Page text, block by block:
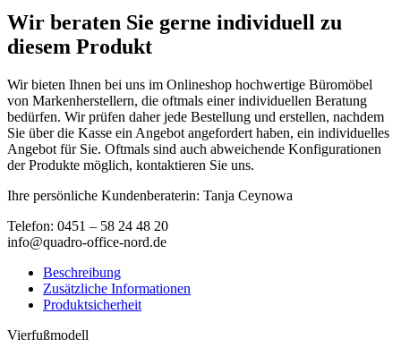
Wir beraten Sie gerne individuell zu
diesem Produkt
Wir bieten Ihnen bei uns im Onlineshop hochwertige Büromöbel
von Markenherstellern, die oftmals einer individuellen Beratung
bedürfen. Wir prüfen daher jede Bestellung und erstellen, nachdem
Sie über die Kasse ein Angebot angefordert haben, ein individuelles
Angebot für Sie. Oftmals sind auch abweichende Konfigurationen
der Produkte möglich, kontaktieren Sie uns.
Ihre persönliche Kundenberaterin: Tanja Ceynowa
Telefon: 0451 – 58 24 48 20
info@quadro-office-nord.de
Beschreibung
Zusätzliche Informationen
Produktsicherheit
Vierfußmodell